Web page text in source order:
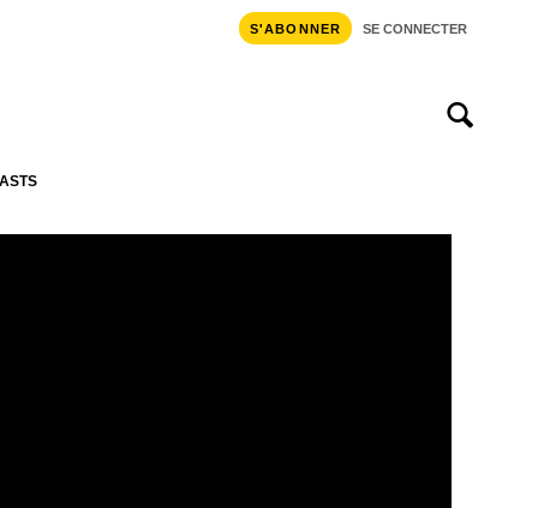
S'ABONNER SE CONNECTER